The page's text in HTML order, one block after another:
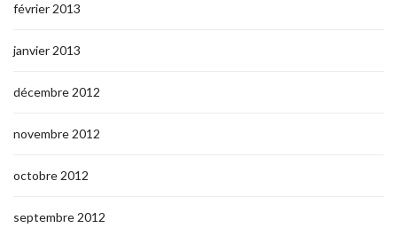
février 2013
janvier 2013
décembre 2012
novembre 2012
octobre 2012
septembre 2012